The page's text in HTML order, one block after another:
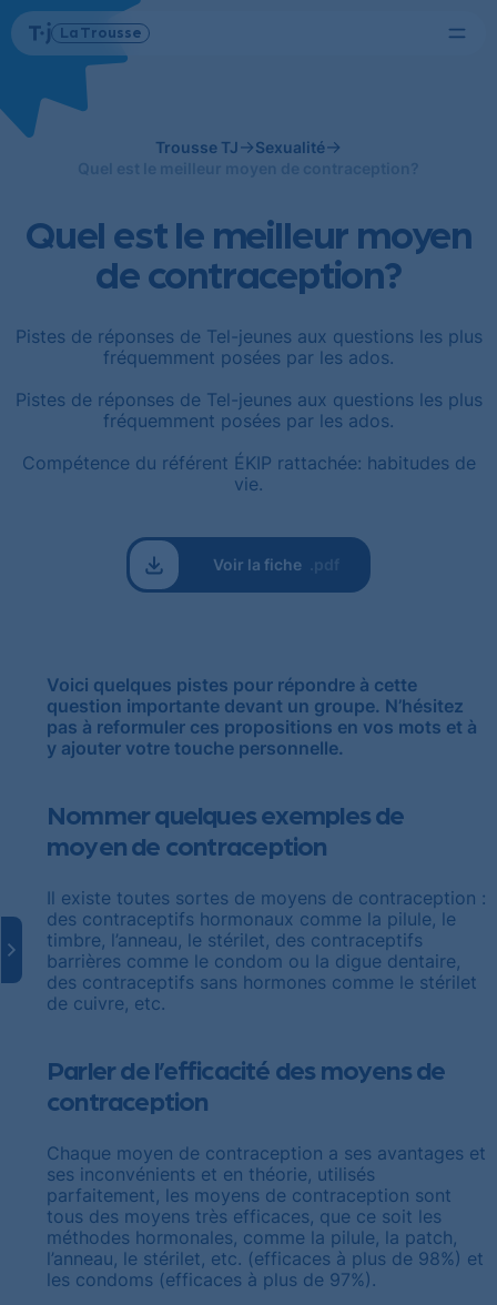
Tel-
jeunes
La Trousse
Page
d'accueil
Menu
Trousse TJ
Sexualité
Quel est le meilleur moyen
de contraception?
Pistes de réponses de Tel-jeunes aux questions les plus
fréquemment posées par les ados.
Pistes de réponses de Tel-jeunes aux questions les plus
fréquemment posées par les ados.
Compétence du référent ÉKIP rattachée: habitudes de
vie.
Voir la fiche
Voici quelques pistes pour répondre à cette
question importante devant un groupe. N’hésitez
pas à reformuler ces propositions en vos mots et à
y ajouter votre touche personnelle.
Nommer quelques exemples de
moyen de contraception
Il existe toutes sortes de moyens de contraception :
des contraceptifs hormonaux comme la pilule, le
timbre, l’anneau, le stérilet, des contraceptifs
barrières comme le condom ou la digue dentaire,
des contraceptifs sans hormones comme le stérilet
de cuivre, etc.
Parler de l’efficacité des moyens de
contraception
Chaque moyen de contraception a ses avantages et
ses inconvénients et en théorie, utilisés
parfaitement, les moyens de contraception sont
tous des moyens très efficaces, que ce soit les
méthodes hormonales, comme la pilule, la patch,
l’anneau, le stérilet, etc. (efficaces à plus de 98%) et
les condoms (efficaces à plus de 97%).